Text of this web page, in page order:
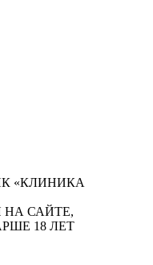
«КЛИНИКА
САЙТЕ,
18 ЛЕТ